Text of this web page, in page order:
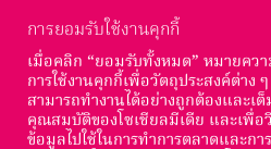
© Copyright องค์การบริหารส่
การยอมรับใช้งานคุกกี้
เมื่อคลิก “ยอมรับทั้งหมด” หมายคว
การใช้งานคุกกี้เพื่อวัตถุประสงค์ต่าง
สามารถทำงานได้อย่างถูกต้องและเ
คุณสมบัติของโซเชียลมีเดีย และเพื่อวิ
ข้อมูลไปใช้ในการทำการตลาดและก